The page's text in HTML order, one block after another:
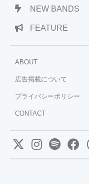
NEW BANDS
FEATURE
ABOUT
広告掲載について
プライバシーポリシー
CONTACT